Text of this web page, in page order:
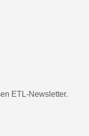
ETL-Newsletter.